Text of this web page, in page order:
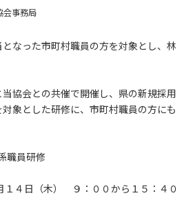
会事務局
なった市町村職員の方を対象とし、林
協会との共催で開催し、県の新規採用
象とした研修に、市町村職員の方にも
員研修
日（木） ９：００から１５：４０